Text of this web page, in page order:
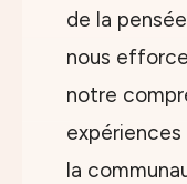
de la
nous
notre
la